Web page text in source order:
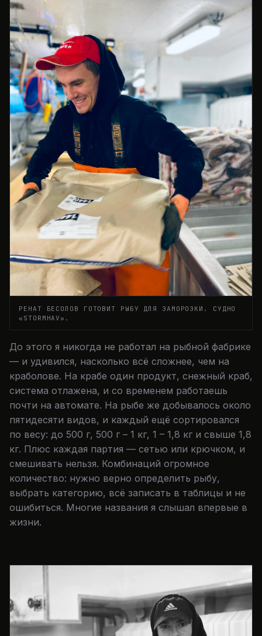
РЕНАТ БЕСОЛОВ ГОТОВИТ РЫБУ ДЛЯ ЗАМОРОЗКИ. СУДНО
«STORMHAV».
До этого я никогда не работал на рыбной фабрике
— и удивился, насколько всё сложнее, чем на
краболове. На крабе один продукт, снежный краб,
система отлажена, и со временем работаешь
почти на автомате. На рыбе же добывалось около
пятидесяти видов, и каждый ещё сортировался
по весу: до 500 г, 500 г – 1 кг, 1 – 1,8 кг и свыше 1,8
кг. Плюс каждая партия — сетью или крючком, и
смешивать нельзя. Комбинаций огромное
количество: нужно верно определить рыбу,
выбрать категорию, всё записать в таблицы и не
ошибиться. Многие названия я слышал впервые в
жизни.